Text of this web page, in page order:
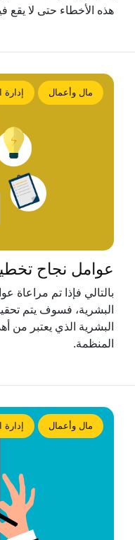
هذه الأخطاء حتى لا يقع
مال وأعمال
عوامل نجاح
بالتالي فإذا تم مراعاة
البشرية، فسوف يتم
البشرية الذي يعتبر من
المنظمة.
مال وأعمال